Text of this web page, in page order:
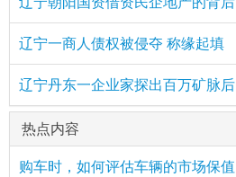
辽宁一商人债权被侵夺 称缘起填
辽宁丹东一企业家探出百万矿脉后
热点内容
购车时，如何评估车辆的市场保值